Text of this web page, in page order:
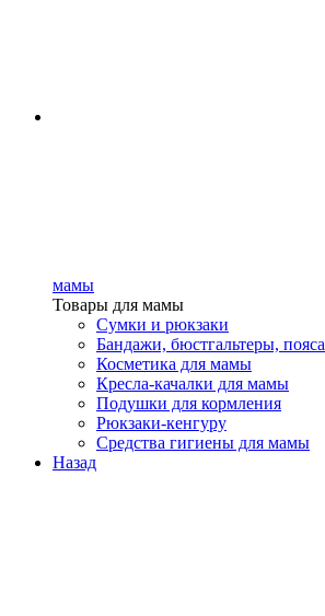
мамы
Товары для мамы
Сумки и рюкзаки
Бандажи, бюстгальтеры, пояса
Косметика для мамы
Кресла-качалки для мамы
Подушки для кормления
Рюкзаки-кенгуру
Средства гигиены для мамы
Назад